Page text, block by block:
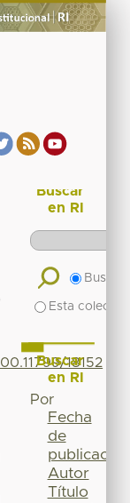
18152
Buscar
en RI
Buscar
Esta
Buscar
en RI
Por
Fecha
de
publicación
Autor
Título